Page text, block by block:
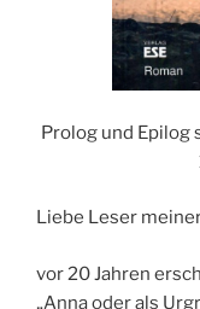
Prolog und Epilog
Liebe Leser
vor 20 Jahren
„Anna oder als